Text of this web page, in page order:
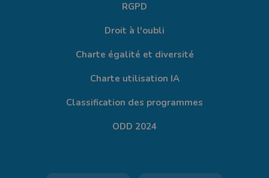
RGPD
Droit à l'oubli
Charte égalité et diversité
Charte utilisation IA
Classification des programmes
ODD 2024